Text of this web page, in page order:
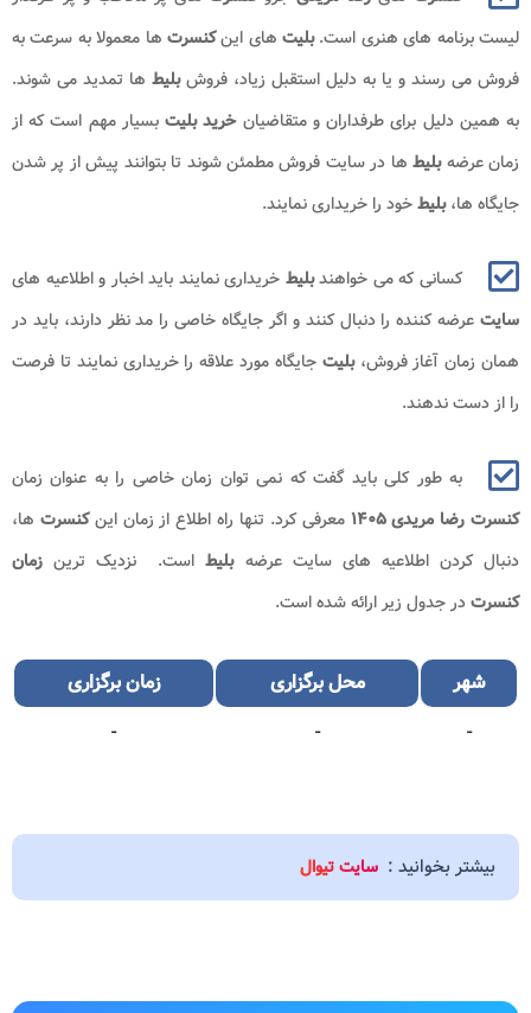
لیست برنامه های هنری است.بلیت های اینکنسرت ها معمولا به سرعت به
فروش می رسند و یا به دلیل استقبل زیاد، فروشبلیط ها تمدید می شوند.
به همین دلیل برای طرفداران و متقاضیانخرید بلیتبسیار مهم است که از
زمان عرضهبلیط ها در سایت فروش مطمئن شوند تا بتوانند پیش از پر شدن
جایگاه ها،بلیطخود را خریداری نمایند.
کسانی که می خواهندبلیط خریداری نمایند باید اخبار و اطلاعیه های
سایت عرضه کننده را دنبال کنند و اگر جایگاه خاصی را مد نظر دارند، باید در
همان زمان آغاز فروش،بلیتجایگاه مورد علاقه را خریداری نمایند تا فرصت
را از دست ندهند.
به طور کلی باید گفت که نمی توان زمان خاصی را به عنوان زمان
کنسرت رضا مریدی ۱۴۰۵
معرفی کرد. تنها راه اطلاع از زمان اینکنسرت ها،
دنبال کردن اطلاعیه های سایت عرضهبلیط است. نزدیک ترین زمان
کنسرتدر جدول زیر ارائه شده است.
شهر محل برگزاری
زمان برگزاری
-
-
-
بیشتر بخوانید : سایت تیوال